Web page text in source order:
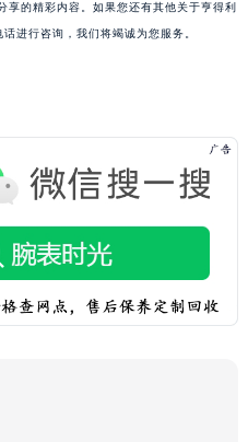
享的精彩内容。如果您还有其他关于亨得利
进行咨询，我们将竭诚为您服务。